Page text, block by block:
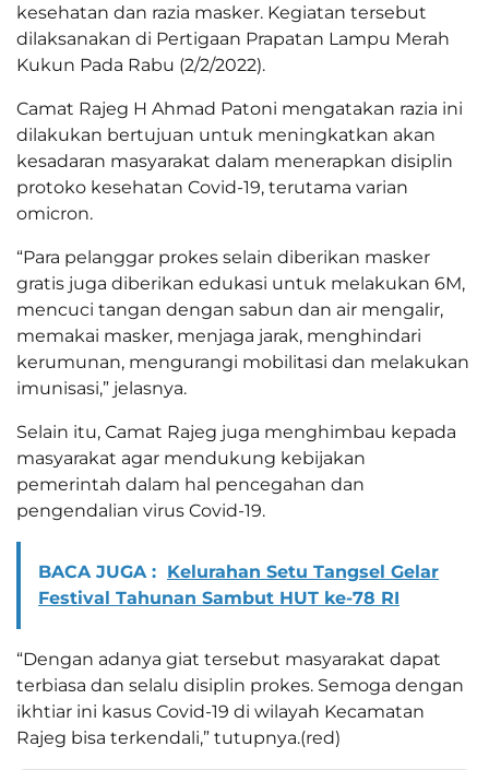
kesehatan dan razia masker. Kegiatan tersebut
dilaksanakan di Pertigaan Prapatan Lampu Merah
Kukun Pada Rabu (2/2/2022).
Camat Rajeg H Ahmad Patoni mengatakan razia ini
dilakukan bertujuan untuk meningkatkan akan
kesadaran masyarakat dalam menerapkan disiplin
protoko kesehatan Covid-19, terutama varian
omicron.
“Para pelanggar prokes selain diberikan masker
gratis juga diberikan edukasi untuk melakukan 6M,
mencuci tangan dengan sabun dan air mengalir,
memakai masker, menjaga jarak, menghindari
kerumunan, mengurangi mobilitasi dan melakukan
imunisasi,” jelasnya.
Selain itu, Camat Rajeg juga menghimbau kepada
masyarakat agar mendukung kebijakan
pemerintah dalam hal pencegahan dan
pengendalian virus Covid-19.
BACA JUGA : Kelurahan Setu Tangsel Gelar
Festival Tahunan Sambut HUT ke-78 RI
“Dengan adanya giat tersebut masyarakat dapat
terbiasa dan selalu disiplin prokes. Semoga dengan
ikhtiar ini kasus Covid-19 di wilayah Kecamatan
Rajeg bisa terkendali,” tutupnya.(red)